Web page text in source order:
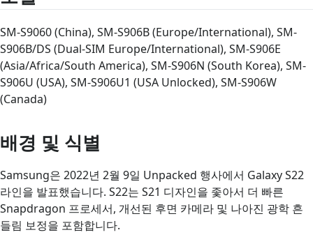
SM-S9060 (China), SM-S906B (Europe/International), SM-
S906B/DS (Dual-SIM Europe/International), SM-S906E
(Asia/Africa/South America), SM-S906N (South Korea), SM-
S906U (USA), SM-S906U1 (USA Unlocked), SM-S906W
(Canada)
배경 및 식별
Samsung은 2022년 2월 9일 Unpacked 행사에서 Galaxy S22
라인을 발표했습니다. S22는 S21 디자인을 좇아서 더 빠른
Snapdragon 프로세서, 개선된 후면 카메라 및 나아진 광학 흔
들림 보정을 포함합니다.